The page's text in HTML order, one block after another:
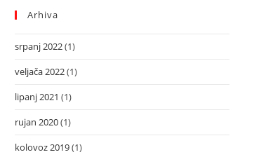
Arhiva
srpanj 2022(1)
veljača 2022(1)
lipanj 2021 (1)
rujan 2020(1)
kolovoz 2019(1)